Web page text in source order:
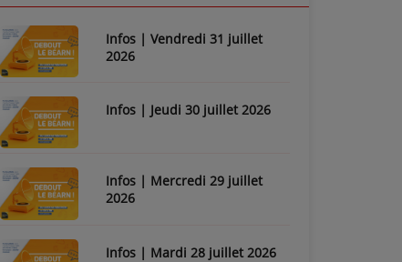
Infos | Vendredi 31 juillet
2026
Infos | Jeudi 30 juillet 2026
Infos | Mercredi 29 juillet
2026
Infos | Mardi 28 juillet 2026